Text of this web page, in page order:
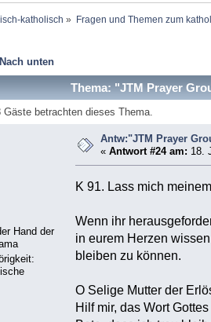
katholisch » Fragen und Themen zum
Nach unten
Thema: "JTM Prayer
Gäste betrachten dieses Thema.
Hand der
Antw:"JTM Prayer
«Antwort #24 am: 18.
K 91. Lass mich
Wenn ihr
in eurem Herzen
bleiben zu können.
O Selige Mutter der
Hilf mir, das Wort